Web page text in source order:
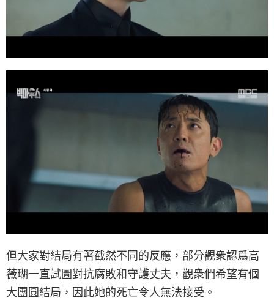
但大家對結局有著截然不同的反應，部分觀衆認爲高
薇瑚一直試圖對抗腐敗和守護丈夫，觀衆們希望有個
大團圓結局，因此她的死亡令人無法接受。